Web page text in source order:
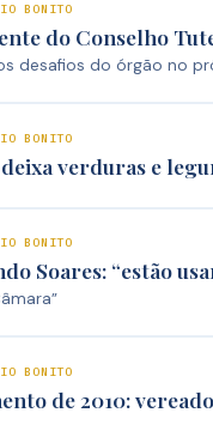
BONITO
do Conselho
desafios do órgão no
BONITO
verduras e
BONITO
Soares: “estão
BONITO
de 2010: